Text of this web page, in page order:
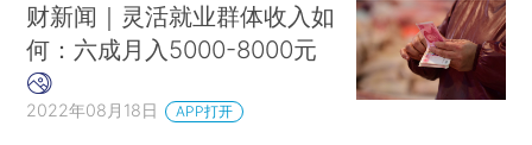
财新闻｜灵活就业群体收入如
何：六成月入5000-8000元
2022年08月18日 APP打开